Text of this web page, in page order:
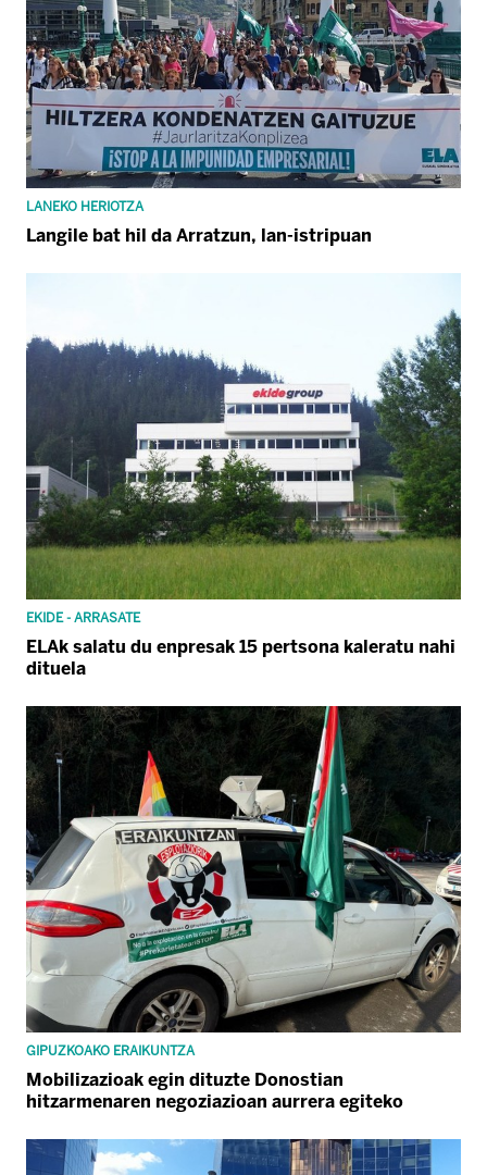
LANEKO HERIOTZA
Langile bat hil da Arratzun, lan-istripuan
EKIDE - ARRASATE
ELAk salatu du enpresak 15 pertsona kaleratu nahi
dituela
GIPUZKOAKO ERAIKUNTZA
Mobilizazioak egin dituzte Donostian
hitzarmenaren negoziazioan aurrera egiteko